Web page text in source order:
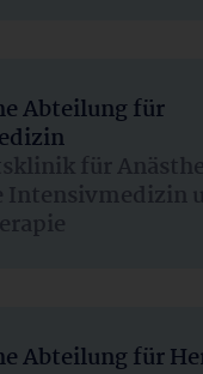
Abteilung für
für
Intensivmedizin
Abteilung für